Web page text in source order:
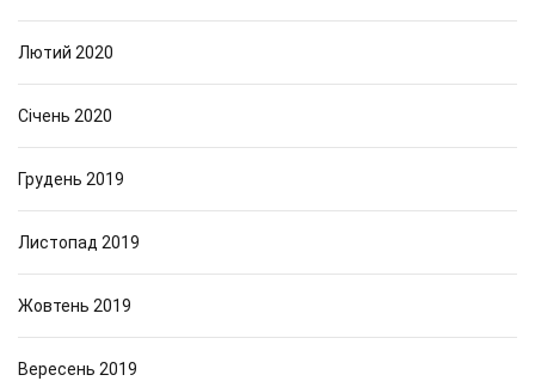
Лютий 2020
Січень 2020
Грудень 2019
Листопад 2019
Жовтень 2019
Вересень 2019